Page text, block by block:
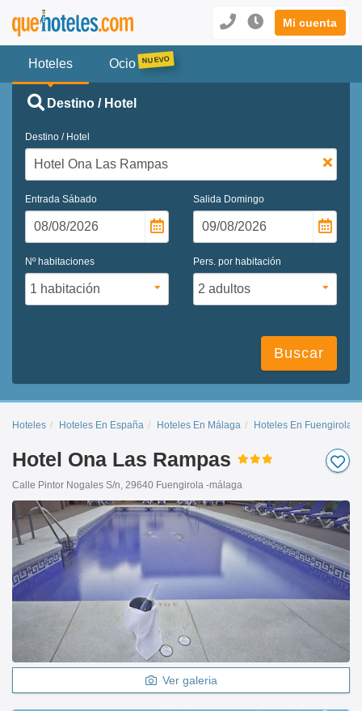
Mi cuenta
Hoteles Ocio
Destino / Hotel
Destino / Hotel
Entrada Sábado Salida Domingo
Nº habitaciones Pers. por habitación
Buscar
Hoteles Hoteles En España Hoteles En Málaga Hoteles En Fuengirola
Hotel Ona Las Rampas
Calle Pintor Nogales S/n, 29640 Fuengirola -málaga
Ver galeria